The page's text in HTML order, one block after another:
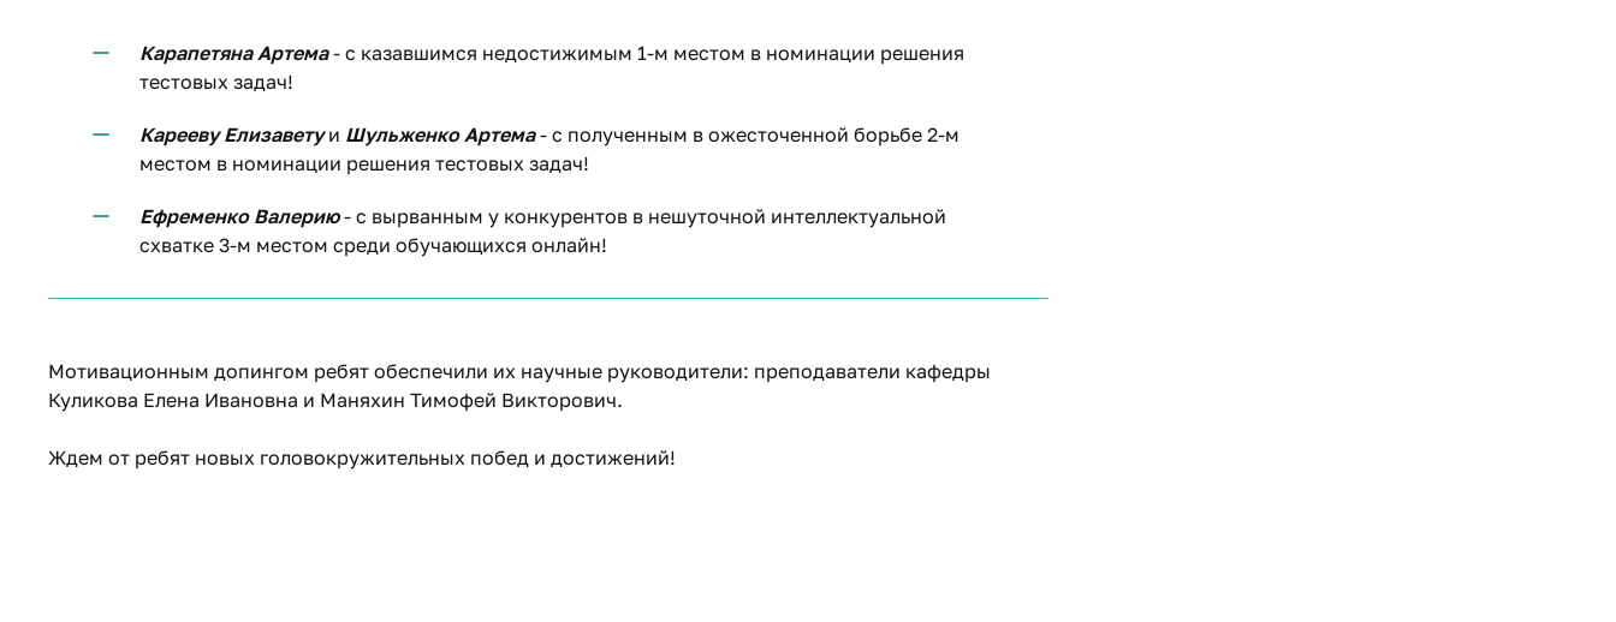
Карапетяна Артема- с казавшимся недостижимым 1-м местом в номинации решения
тестовых задач!
Карееву Елизаветуи Шульженко Артема- с полученным в ожесточенной борьбе 2-м
местом в номинации решения тестовых задач!
Ефременко Валерию- с вырванным у конкурентов в нешуточной интеллектуальной
схватке 3-м местом среди обучающихся онлайн!
Мотивационным допингом ребят обеспечили их научные руководители: преподаватели кафедры
Куликова Елена Ивановна и Маняхин Тимофей Викторович.
Ждем от ребят новых головокружительных побед и достижений!